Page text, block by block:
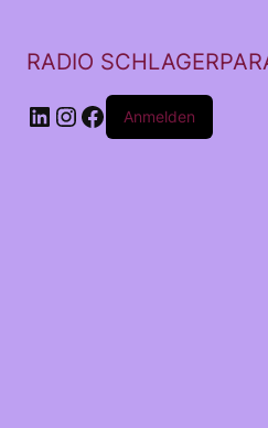
RADIO
LinkedIn
Instagram
Facebook
Anmelden